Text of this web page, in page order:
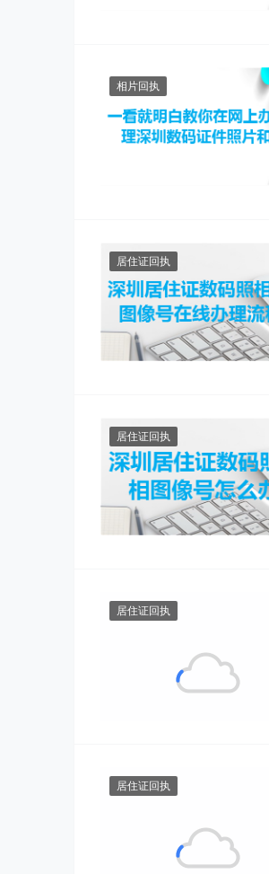
相片回执
居住证回执
居住证回执
居住证回执
居住证回执